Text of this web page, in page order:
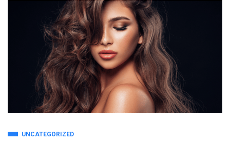
UNCATEGORIZED